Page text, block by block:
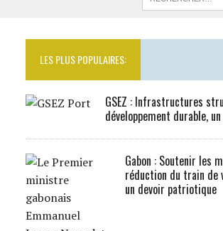
LES PLUS POPULAIRES:
GSEZ : Infrastructures
développement durable,
Gabon : Soutenir les
réduction du train de
un devoir patriotique